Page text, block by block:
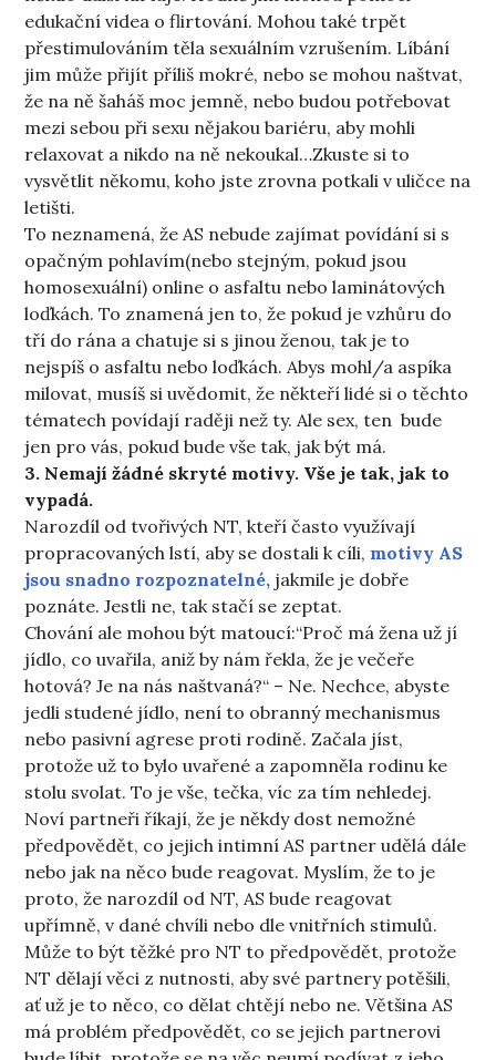
edukační videa o flirtování. Mohou také trpět
přestimulováním těla sexuálním vzrušením. Líbání
jim může přijít příliš mokré, nebo se mohou naštvat,
že na ně šaháš moc jemně, nebo budou potřebovat
mezi sebou při sexu nějakou bariéru, aby mohli
relaxovat a nikdo na ně nekoukal…Zkuste si to
vysvětlit někomu, koho jste zrovna potkali v uličce na
letišti.
To neznamená, že AS nebude zajímat povídání si s
opačným pohlavím(nebo stejným, pokud jsou
homosexuální) online o asfaltu nebo laminátových
loďkách. To znamená jen to, že pokud je vzhůru do
tří do rána a chatuje si s jinou ženou, tak je to
nejspíš o asfaltu nebo loďkách. Abys mohl/a aspíka
milovat, musíš si uvědomit, že někteří lidé si o těchto
tématech povídají raději než ty. Ale sex, ten bude
jen pro vás, pokud bude vše tak, jak být má.
3. Nemají žádné skryté motivy. Vše je tak, jak to
vypadá.
Narozdíl od tvořivých NT, kteří často využívají
propracovaných lstí, aby se dostali k cíli, motivy AS
jsou snadno rozpoznatelné, jakmile je dobře
poznáte. Jestli ne, tak stačí se zeptat.
Chování ale mohou být matoucí:“Proč má žena už jí
jídlo, co uvařila, aniž by nám řekla, že je večeře
hotová? Je na nás naštvaná?“ – Ne. Nechce, abyste
jedli studené jídlo, není to obranný mechanismus
nebo pasivní agrese proti rodině. Začala jíst,
protože už to bylo uvařené a zapomněla rodinu ke
stolu svolat. To je vše, tečka, víc za tím nehledej.
Noví partneři říkají, že je někdy dost nemožné
předpovědět, co jejich intimní AS partner udělá dále
nebo jak na něco bude reagovat. Myslím, že to je
proto, že narozdíl od NT, AS bude reagovat
upřímně, v dané chvíli nebo dle vnitřních stimulů.
Může to být těžké pro NT to předpovědět, protože
NT dělají věci z nutnosti, aby své partnery potěšili,
ať už je to něco, co dělat chtějí nebo ne. Většina AS
má problém předpovědět, co se jejich partnerovi